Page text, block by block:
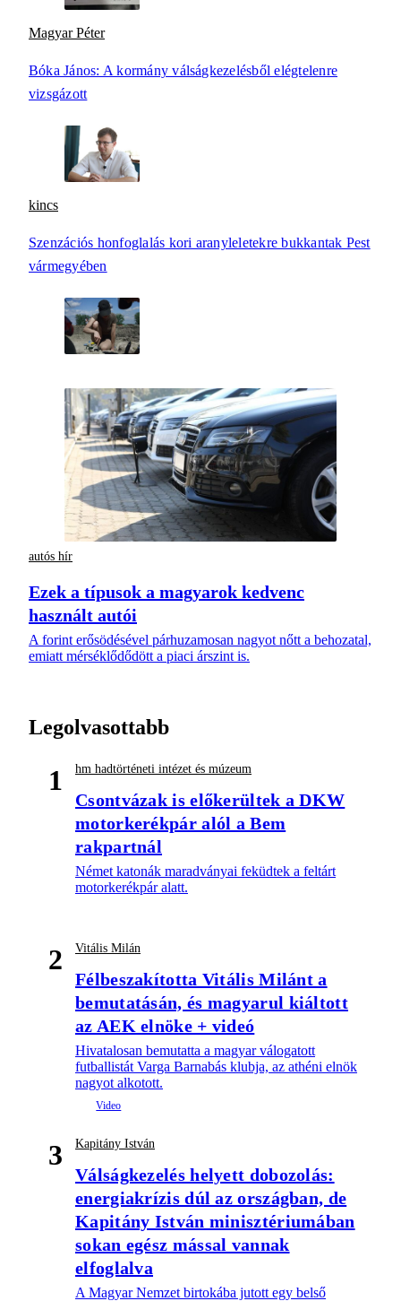
Magyar Péter
Bóka János: A kormány válságkezelésből elégtelenre
vizsgázott
kincs
Szenzációs honfoglalás kori aranyleletekre bukkantak Pest
vármegyében
autós hír
Ezek a típusok a magyarok kedvenc
használt autói
A forint erősödésével párhuzamosan nagyot nőtt a behozatal,
emiatt mérséklődődött a piaci árszint is.
Legolvasottabb
1 hm hadtörténeti intézet és múzeum
Csontvázak is előkerültek a DKW
motorkerékpár alól a Bem
rakpartnál
Német katonák maradványai feküdtek a feltárt
motorkerékpár alatt.
2 Vitális Milán
Félbeszakította Vitális Milánt a
bemutatásán, és magyarul kiáltott
az AEK elnöke + videó
Hivatalosan bemutatta a magyar válogatott
futballistát Varga Barnabás klubja, az athéni elnök
nagyot alkotott.
3 Kapitány István
Válságkezelés helyett dobozolás:
energiakrízis dúl az országban, de
Kapitány István minisztériumában
sokan egész mással vannak
elfoglalva
A Magyar Nemzet birtokába jutott egy belső